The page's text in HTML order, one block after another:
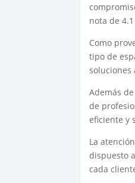
nota de
Como
tipo de
soluciones
Además
de
eficiente y
La
dispuesto
cada